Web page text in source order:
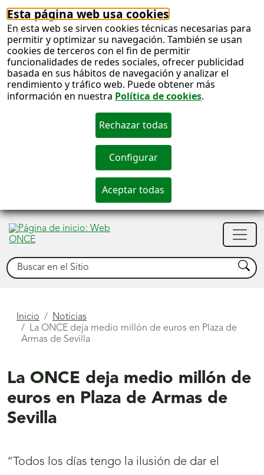
Esta página web usa cookies
En esta web se sirven cookies técnicas necesarias para
permitir y optimizar su navegación. También se usan
cookies de terceros con el fin de permitir
funcionalidades de redes sociales, ofrecer publicidad
basada en sus hábitos de navegación y analizar el
rendimiento y tráfico web. Puede obtener más
información en nuestra Política de cookies.
Buscar Buscar
Está
aquí
Inicio
Noticias
La ONCE deja medio millón de euros en Plaza de
Armas de Sevilla
La ONCE deja medio millón de
euros en Plaza de Armas de
Sevilla
“Todos los días tengo la ilusión de dar el